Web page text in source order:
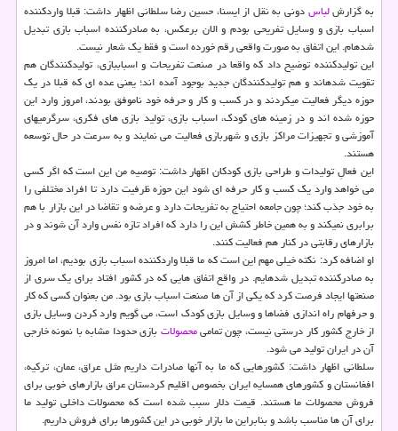
به گزارشلباس
اسباب‏ بازی و وسایل تفریحی بودم و الان برعكس، به صادركننده اسباب بازی تبدیل
شده‎ام. این اتفاق به صورت واقعی رقم خورده است و فقط یك شعار نیست.
این تولیدكننده توضیح داد كه واقعا در صنعت تفریحات و اسباب‎بازی، تولیدكنندگان هم
تقویت شده‎اند و هم تولیدكنندگان جدید بوجود آمده اند؛ یعنی عده ای كه قبلا در یك
حوزه‎ دیگر فعالیت می‎كردند و در كسب و كار و حرفه خود ناموفق بودند، امروز وارد این
حوزه شده اند و در زمینه‏ های كودك، اسباب بازی، تولید بازی های فكری، سرگرمی‎های
آموزشی و تجهیزات مراكز بازی و شهربازی فعالیت می نمایند و به سرعت در حال توسعه
هستند.
این فعالِ تولیدات و طراحی بازی كودكان اظهار داشت: توصیه‏ من این است كه اگر كسی
می خواهد وارد یك كسب و كار حرفه‏ ای شود این حوزه ظرفیت دارد تا افراد مختلفی را
به خود جذب كند؛ چون جامعه احتیاج به تفریحات دارد و عرضه و تقاضا در این بازار با هم
برابری نمی‎كند و به همین خاطر كشش این را دارد كه افراد تازه نفس وارد آن شوند و در
بازارهای رقابتی در كنار هم فعالیت كنند.
او اضافه كرد: نكته‏ خیلی مهم این است كه ما قبلا واردكننده‏ اسباب‏ بازی بودیم، اما امروز
به صادركننده تبدیل شده‎ایم. در واقع اتفاق هایی كه در كشور افتاد برای یك سری از
صنعت‎ها ایجاد فرصت كرد كه یكی از آن‏ ها صنعت اسباب‏ بازی بود. من بعنوان كسی كه كار
و حرفه‎ام راه اندازی فضاها و وسایل بازی كودك است، می گویم وارد كردن وسایل بازی
از خارج كشور كار درستی نیست، چون تمامیمحصولات
بازی حدودا مشابه با نمونه‎ خارجی
آن در ایران تولید می شود.
سلطانی اظهار داشت: كشورهایی كه ما به آنها صادرات داریم مثل عراق، عمان، تركیه،
افغانستان و كشورهای همسایه ایران بخصوص اقلیم كردستان عراق بازارهای خوبی برای
فروش محصولات ما هستند. قیمت دلار سبب شده است كه محصولات داخلی تولید ما
برای آن‏ ها مناسب باشد و بنابراین ما بازار خوبی در این كشورها برای فروش داریم.